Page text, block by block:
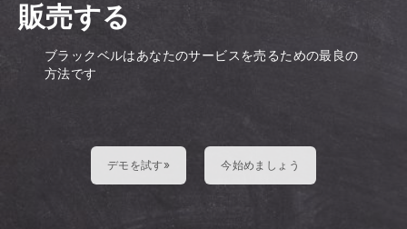
販売する
ブラックベルはあなたのサービスを売るための最良の
方法です
デモを試す» 今始めましょう